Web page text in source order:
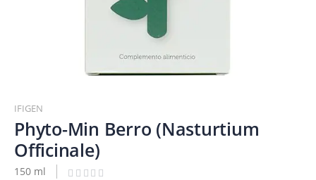
al
comienzo
de
la
galería
IFIGEN
Phyto-Min Berro (Nasturtium
Officinale)
150 ml